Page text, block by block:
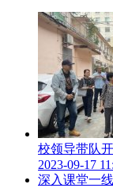
校领导带队
2023-09-17
深入课堂一